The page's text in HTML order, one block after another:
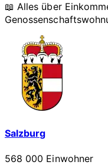
📖 Alles über
Salzburg
568 000 Einwohner